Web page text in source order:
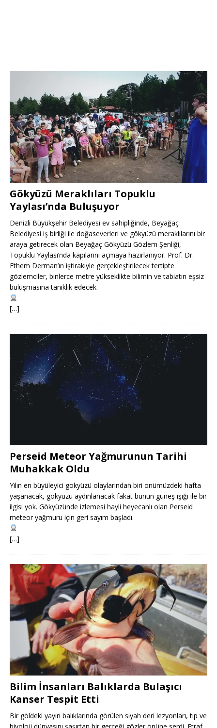
Gökyüzü Meraklıları Topuklu
Yaylası’nda Buluşuyor
Denizli Büyükşehir Belediyesi ev sahipliğinde, Beyağaç
Belediyesi iş birliği ile doğaseverleri ve gökyüzü meraklılarını bir
araya getirecek olan Beyağaç Gökyüzü Gözlem Şenliği,
Topuklu Yaylası’nda kapılarını açmaya hazırlanıyor. Prof. Dr.
Ethem Derman’ın iştirakiyle gerçekleştirilecek tertipte
gözlemciler, binlerce metre yükseklikte bilimin ve tabiatın eşsiz
buluşmasına tanıklık edecek.
[…]
Perseid Meteor Yağmurunun Tarihi
Muhakkak Oldu
Yılın en büyüleyici gökyüzü olaylarından biri önümüzdeki hafta
yaşanacak, gökyüzü aydınlanacak fakat bunun güneş ışığı ile bir
ilgisi yok. Gökyüzünde izlemesi hayli heyecanlı olan Perseid
meteor yağmuru için geri sayım başladı.
[…]
Bilim İnsanları Balıklarda Bulaşıcı
Kanser Tespit Etti
Bir göldeki yayın balıklarında görülen siyah deri lezyonları, tıp ve